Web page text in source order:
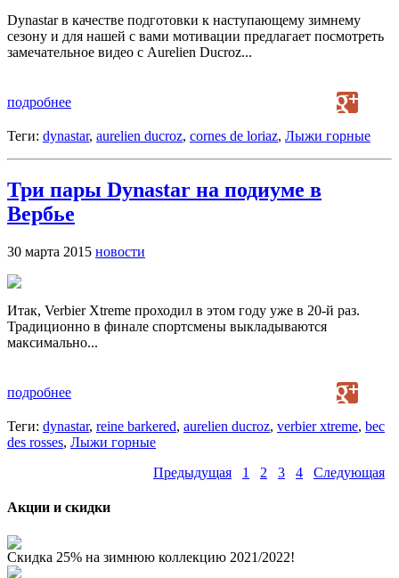
Dynastar в качестве подготовки к наступающему зимнему
сезону и для нашей с вами мотивации предлагает посмотреть
замечательное видео с Aurelien Ducroz...
подробнее
Теги: dynastar, aurelien ducroz, cornes de loriaz, Лыжи горные
Три пары Dynastar на подиуме в
Вербье
30 марта 2015 новости
Итак, Verbier Xtreme проходил в этом году уже в 20-й раз.
Традиционно в финале спортсмены выкладываются
максимально...
подробнее
Теги: dynastar, reine barkered, aurelien ducroz, verbier xtreme, bec
des rosses, Лыжи горные
Предыдущая
1 2 3 4 Следующая
Акции и скидки
Скидка 25% на зимнюю коллекцию 2021/2022!